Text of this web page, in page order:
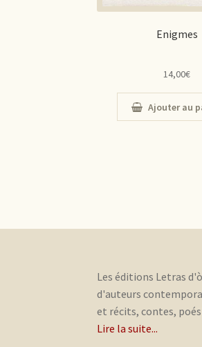
Enigmes
14,00€
Ajouter au
Les éditions Letras
d'auteurs
et récits, contes,
Lire la suite...